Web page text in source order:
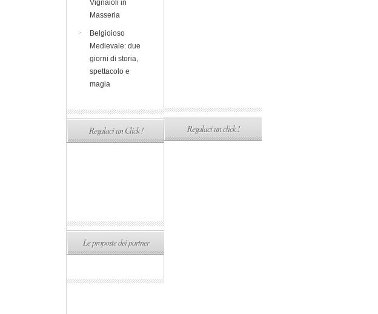
Vignaioli in
Masseria
Belgioioso
Medievale: due
giorni di storia,
spettacolo e
magia
Regalaci un Click !
Le proposte dei partner
Regalaci un click !